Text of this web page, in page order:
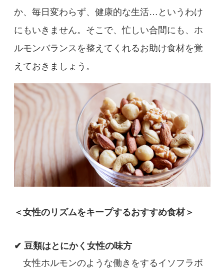
か、毎日変わらず、健康的な生活…というわけ
にもいきません。そこで、忙しい合間にも、ホ
ルモンバランスを整えてくれるお助け食材を覚
えておきましょう。
＜女性のリズムをキープするおすすめ食材＞
✔ 豆類はとにかく女性の味方
女性ホルモンのような働きをするイソフラボ